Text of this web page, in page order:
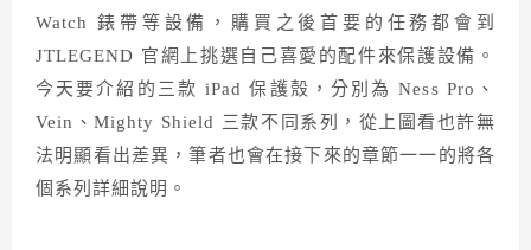
Watch 錶帶等設備，購買之後首要的任務都會到
JTLEGEND 官網上挑選自己喜愛的配件來保護設備。
今天要介紹的三款 iPad 保護殼，分別為 Ness Pro、
Vein、Mighty Shield 三款不同系列，從上圖看也許無
法明顯看出差異，筆者也會在接下來的章節一一的將各
個系列詳細說明。